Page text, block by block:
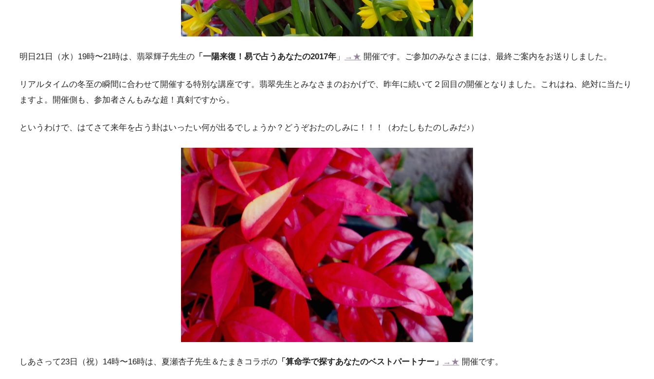
明日21日（水）19時〜21時は、翡翠輝子先生の 「一陽来復！易で占うあなたの2017年 」 →★ 開催です。ご参加のみなさまには、最終ご案内をお送りしました。
リアルタイムの冬至の瞬間に合わせて開催する特別な講座です。翡翠先生とみなさまのおかげで、昨年に続いて２回目の開催となりました。これはね、絶対に当たり
ますよ。開催側も、参加者さんもみな超！真剣ですから。
というわけで、はてさて来年を占う卦はいったい何が出るでしょうか？どうぞおたのしみに！！！（わたしもたのしみだ♪）
しあさって23日（祝）14時〜16時は、夏瀬杏子先生＆たまきコラボの 「算命学で探すあなたのベストパートナー」 →★ 開催です。